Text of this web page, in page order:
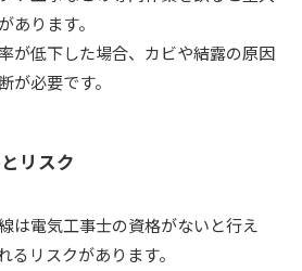
あります。
が低下した場合、カビや結露の原因
が必要です。
リスク
は電気工事士の資格がないと行え
るリスクがあります。